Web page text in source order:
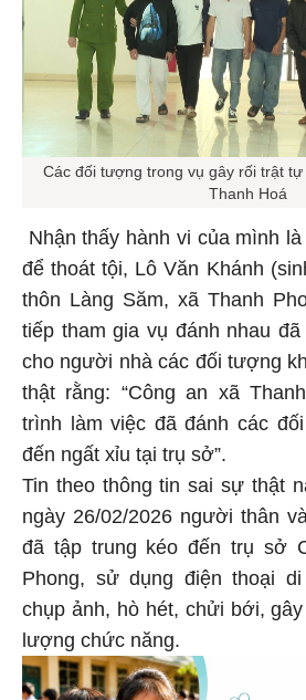
Các đối tượng trong vụ gây rối trật
Thanh Hoá
Nhận thấy hành vi của mình
để thoát tội, Lô Văn Khánh
thôn Làng Săm, xã Thanh
tiếp tham gia vụ đánh nhau
cho người nhà các đối tượng
thật rằng: “Công an xã
trình làm việc đã đánh các
đến ngất xỉu tại trụ sở”.
Tin theo thông tin sai sự thật
ngày 26/02/2026 người thân
đã tập trung kéo đến trụ sở
Phong, sử dụng điện thoại
chụp ảnh, hò hét, chửi bới,
lượng chức năng.